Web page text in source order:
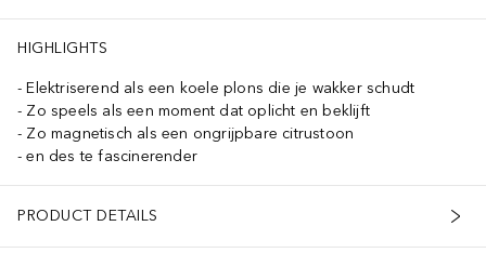
HIGHLIGHTS
Elektriserend als een koele plons die je wakker schudt
Zo speels als een moment dat oplicht en beklijft
Zo magnetisch als een ongrijpbare citrustoon
en des te fascinerender
PRODUCT DETAILS